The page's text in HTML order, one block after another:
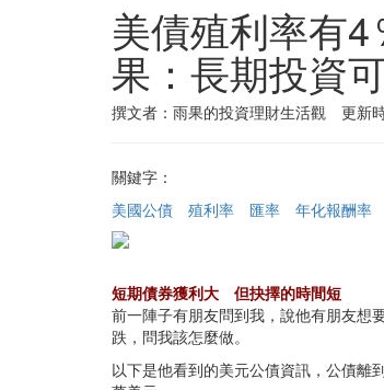
美債殖利率有
果：長期投資
撰文者：雨果的投資理財生活觀 更新
關鍵字：
美國公債
殖利率 匯率 年化報酬率
短期債券獲利大 但抉擇的時間短
前一陣子有朋友問到我，說他有朋友想
跌，問我該怎麼做。
以下是他看到的美元公債資訊，公債離